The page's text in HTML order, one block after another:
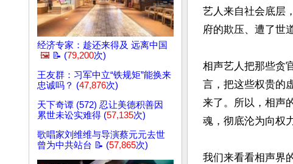
经济专家：趁还来得及 远离中国
🖼️ 📝 (79,200次)
王友群：习军中立“铁规矩”能换来
忠诚吗？ (47,876次)
天下奇谭 (572) 忍让美德积善因
累世未讼实难得 (57,135次)
歌唱家刘维维与导演蔡元元去世
曾为中共站台 📝 (57,865次)
艺人来自社会底层
府的欺压、遭了世
相声艺人把那些贪
言，把这些权贵的
来了。所以，相声
魂，彻底沦为向权
我们来看看相声界